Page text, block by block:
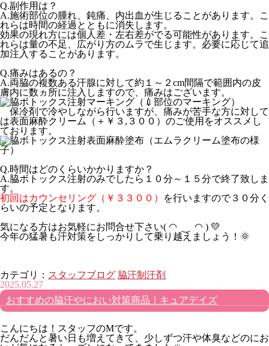
Q.副作用は？
A.施術部位の腫れ、鈍痛、内出血が生じることがあります。こ
れらは時間の経過とともに消失します。
効果の現れ方には個人差・左右差がでる可能性があります。こ
れらは量の不足、広がり方のムラで生じます。必要に応じて追
加注入することがあります。
Q.痛みはあるの？
A.両脇の複数ある汗腺に対して約１～２cm間隔で範囲内の皮
膚内に数ヵ所に注入しますので、痛みはございます。
（💉部位のマーキング）
保冷剤で冷やしながら行いますが、痛みが苦手な方に対して
は表面麻酔クリーム（＋￥３,３００）のご使用をオススメし
ております。
（エムラクリーム塗布の様
子）
Q.時間はどのくらいかかりますか？
A.脇ボトックス注射のみでしたら１０分～１５分で終了致しま
す。
初回はカウンセリング（￥３３００）
を行いますので３０分く
らいの予定となります。
気になる方はお気軽にお問合せ下さい( ◠ ‿ ◠ ) 💛
今年の猛暑も汗対策をしっかりして乗り越えましょう！🌞
カテゴリ： スタッフブログ 脇汗制汗剤
2025.05.27
おすすめの脇汗やにおい対策商品！キュアデイズ
こんにちは！スタッフのMです。
だんだんと暑い日も増えてきて、少しずつ汗や体臭などのにお